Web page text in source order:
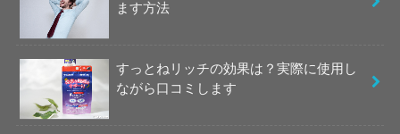
ます方法
すっとねリッチの効果は？実際に使用し
ながら口コミします